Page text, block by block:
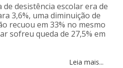
desistência escolar era de
3,6%, uma diminuição de
recuou em 33% no mesmo
sofreu queda de 27,5% em
Leia mais...